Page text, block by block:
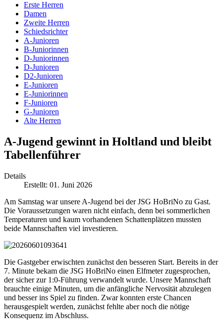
Erste Herren
Damen
Zweite Herren
Schiedsrichter
A-Junioren
B-Juniorinnen
D-Juniorinnen
D-Junioren
D2-Junioren
E-Junioren
E-Juniorinnen
F-Junioren
G-Junioren
Alte Herren
A-Jugend gewinnt in Holtland und bleibt
Tabellenführer
Details
Erstellt: 01. Juni 2026
Am Samstag war unsere A-Jugend bei der JSG HoBriNo zu Gast.
Die Voraussetzungen waren nicht einfach, denn bei sommerlichen
Temperaturen und kaum vorhandenen Schattenplätzen mussten
beide Mannschaften viel investieren.
Die Gastgeber erwischten zunächst den besseren Start. Bereits in der
7. Minute bekam die JSG HoBriNo einen Elfmeter zugesprochen,
der sicher zur 1:0-Führung verwandelt wurde. Unsere Mannschaft
brauchte einige Minuten, um die anfängliche Nervosität abzulegen
und besser ins Spiel zu finden. Zwar konnten erste Chancen
herausgespielt werden, zunächst fehlte aber noch die nötige
Konsequenz im Abschluss.